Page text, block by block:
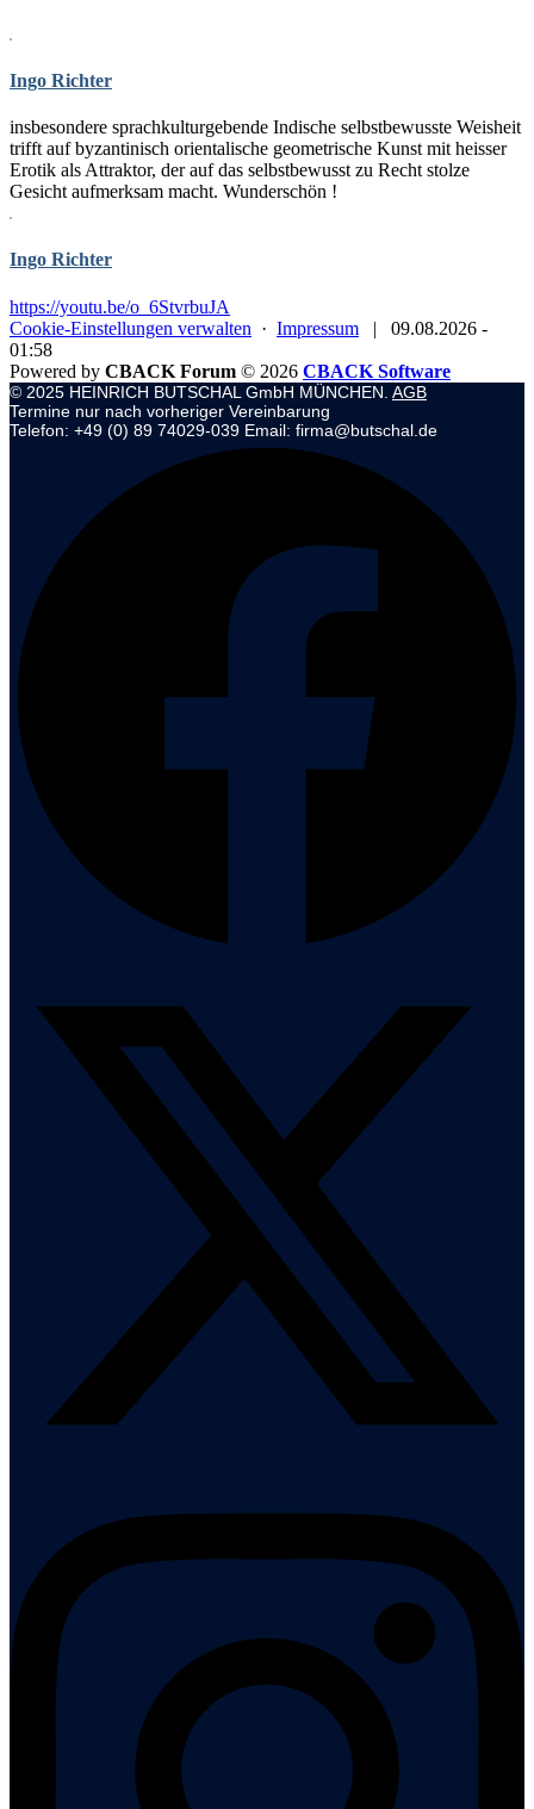
Ingo Richter
insbesondere sprachkulturgebende Indische selbstbewusste Weisheit
trifft auf byzantinisch orientalische geometrische Kunst mit heisser
Erotik als Attraktor, der auf das selbstbewusst zu Recht stolze
Gesicht aufmerksam macht. Wunderschön !
Ingo Richter
https://youtu.be/o_6StvrbuJA
Cookie-Einstellungen verwalten · Impressum |
09.08.2026 -
01:58
Powered by CBACK Forum © 2026 CBACK Software
© 2025 HEINRICH BUTSCHAL GmbH MÜNCHEN. AGB
Termine nur nach vorheriger Vereinbarung
Telefon: +49 (0) 89 74029-039 Email: firma@butschal.de